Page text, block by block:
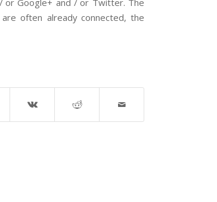
often already connected, the